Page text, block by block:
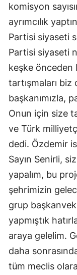
komisyon
ayrımcılık
Partisi siyaseti
Partisi siyaseti
keşke önceden
tartışmaları biz
başkanımızla,
Onun için size
ve Türk
dedi. Özdemir
Sayın Senirli,
yapalım, bu
şehrimizin
grup
yapmıştık
araya gelelim.
daha
tüm meclis